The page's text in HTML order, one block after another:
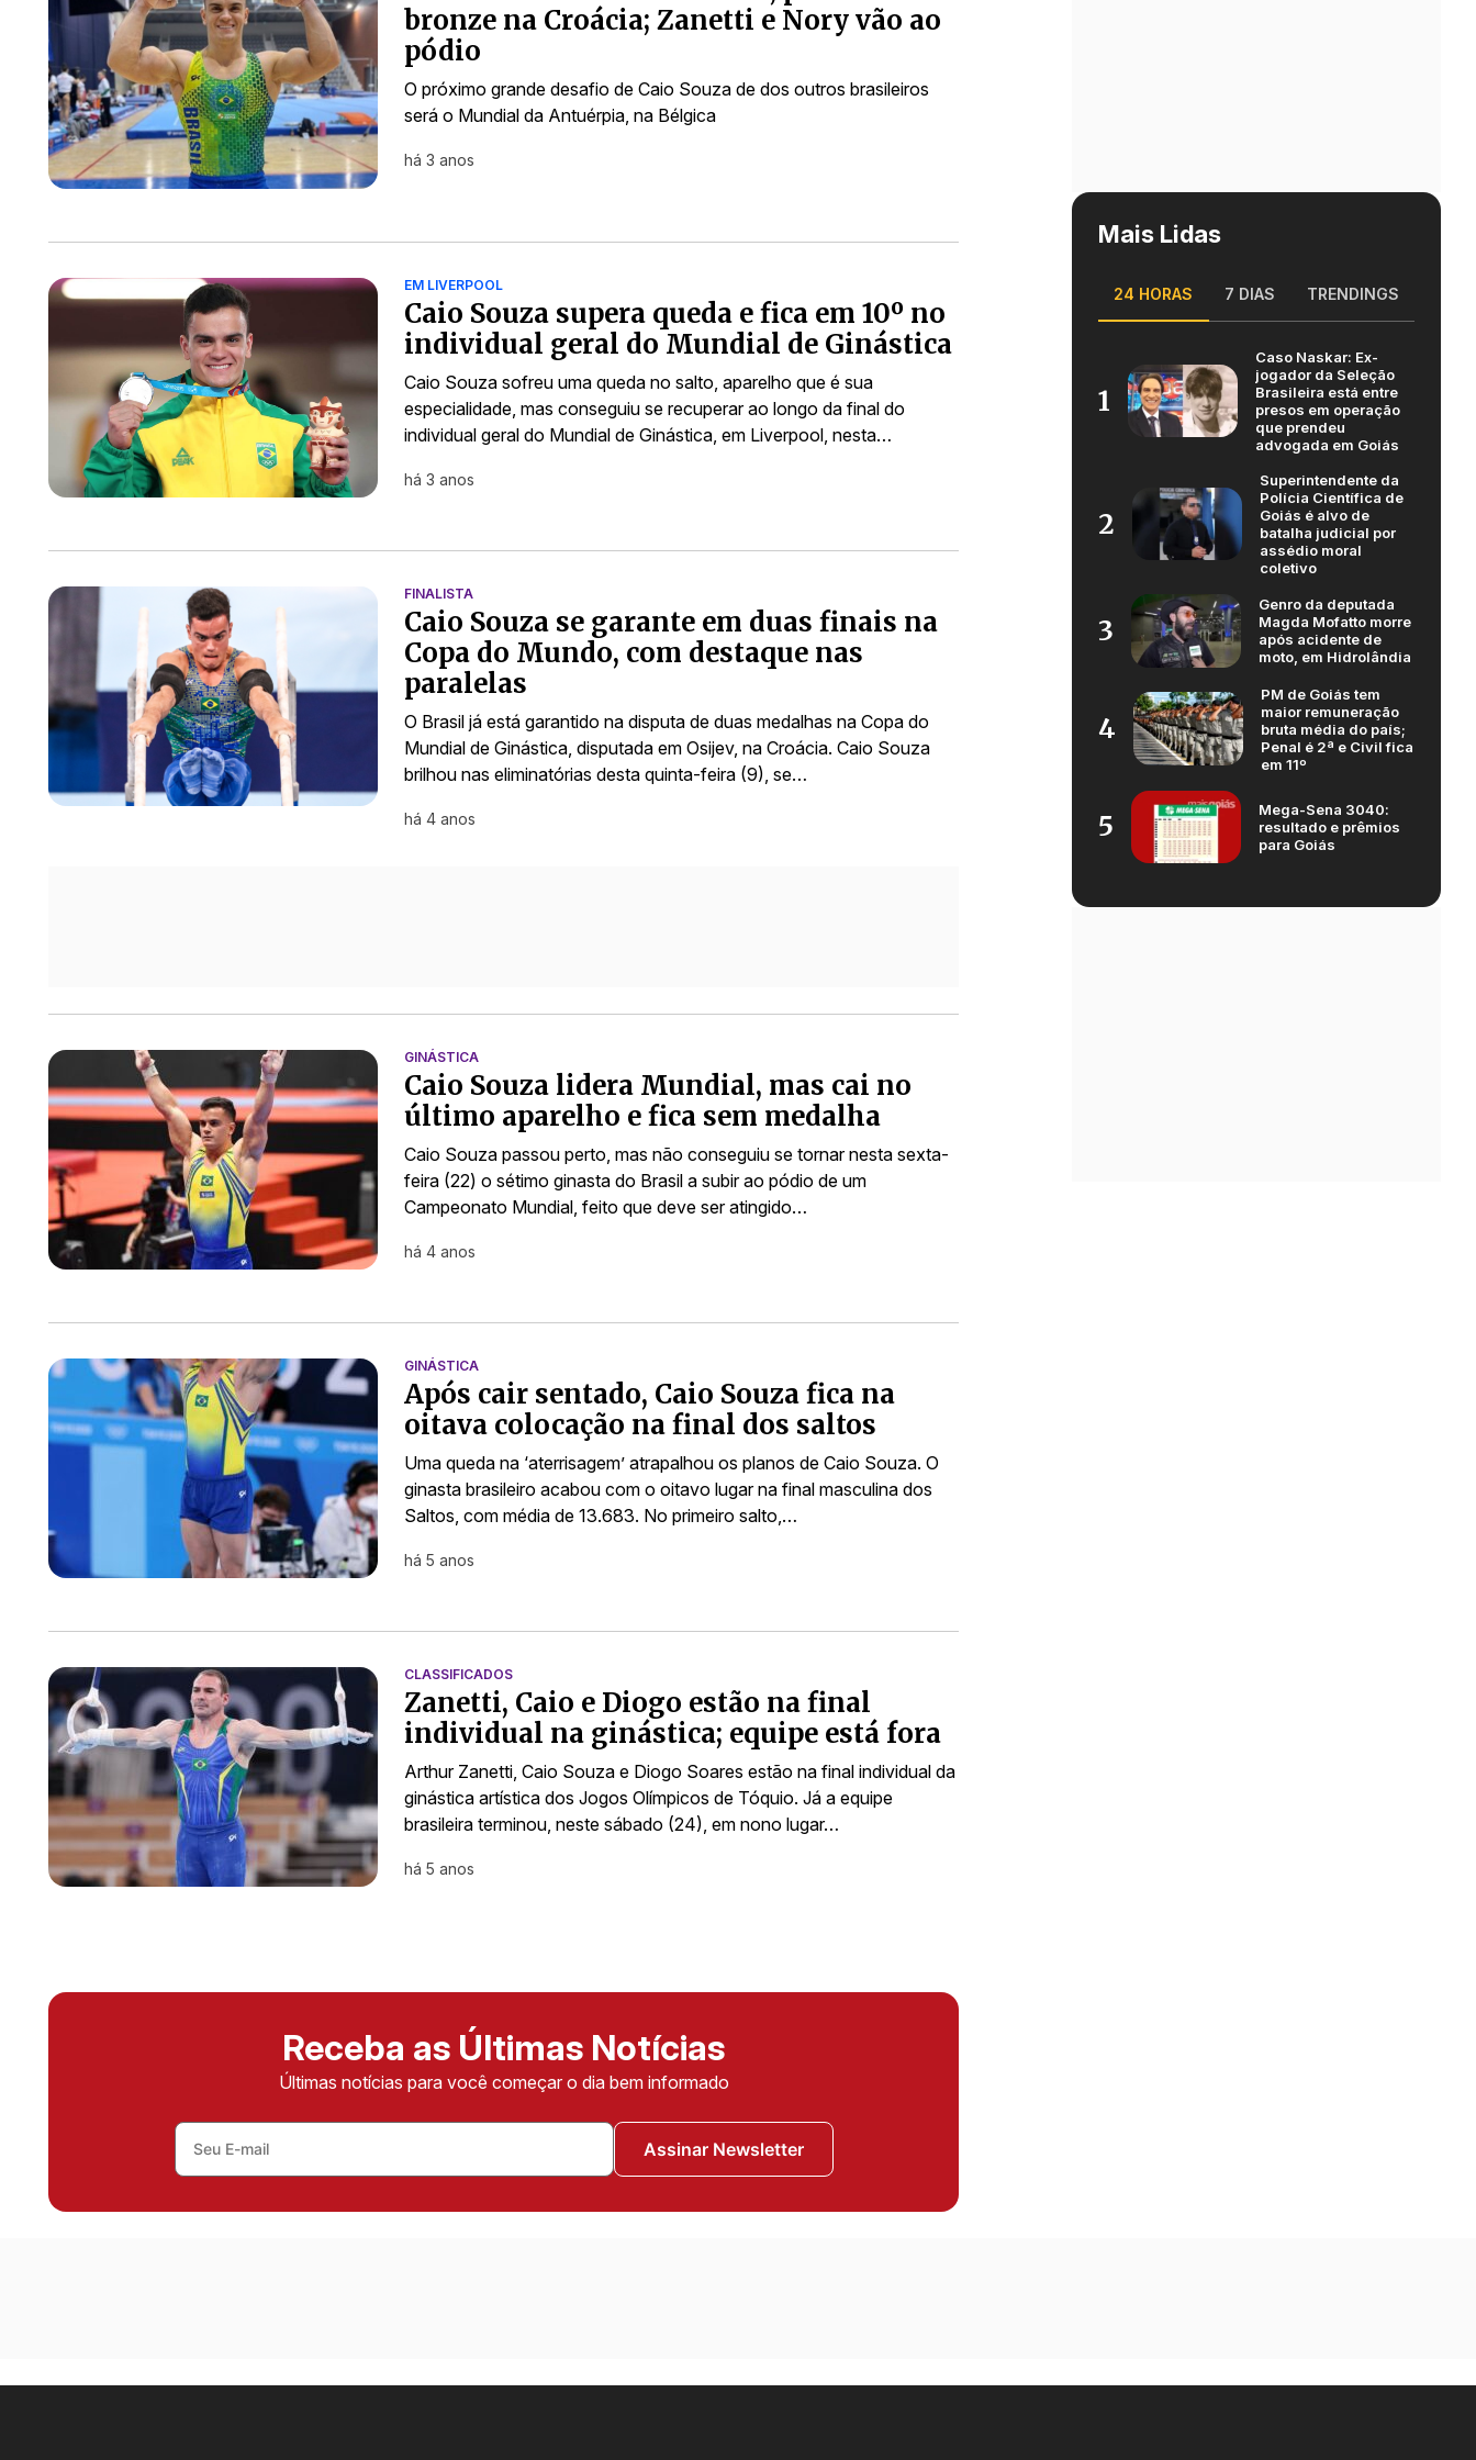
bronze na Croácia; Zanetti e Nory vão ao
pódio
O próximo grande desafio de Caio Souza de dos outros brasileiros
será o Mundial da Antuérpia, na Bélgica
há 3 anos
EM LIVERPOOL
Caio Souza supera queda e fica em 10º no
individual geral do Mundial de Ginástica
Caio Souza sofreu uma queda no salto, aparelho que é sua
especialidade, mas conseguiu se recuperar ao longo da final do
individual geral do Mundial de Ginástica, em Liverpool, nesta…
há 3 anos
FINALISTA
Caio Souza se garante em duas finais na
Copa do Mundo, com destaque nas
paralelas
O Brasil já está garantido na disputa de duas medalhas na Copa do
Mundial de Ginástica, disputada em Osijev, na Croácia. Caio Souza
brilhou nas eliminatórias desta quinta-feira (9), se…
há 4 anos
GINÁSTICA
Caio Souza lidera Mundial, mas cai no
último aparelho e fica sem medalha
Caio Souza passou perto, mas não conseguiu se tornar nesta sexta-
feira (22) o sétimo ginasta do Brasil a subir ao pódio de um
Campeonato Mundial, feito que deve ser atingido…
há 4 anos
GINÁSTICA
Após cair sentado, Caio Souza fica na
oitava colocação na final dos saltos
Uma queda na ‘aterrisagem’ atrapalhou os planos de Caio Souza. O
ginasta brasileiro acabou com o oitavo lugar na final masculina dos
Saltos, com média de 13.683. No primeiro salto,…
há 5 anos
CLASSIFICADOS
Zanetti, Caio e Diogo estão na final
individual na ginástica; equipe está fora
Arthur Zanetti, Caio Souza e Diogo Soares estão na final individual da
ginástica artística dos Jogos Olímpicos de Tóquio. Já a equipe
brasileira terminou, neste sábado (24), em nono lugar…
há 5 anos
Receba as Últimas Notícias
Últimas notícias para você começar o dia bem informado
Assinar Newsletter
Mais Lidas
24 HORAS 7 DIAS TRENDINGS
1
Caso Naskar: Ex-
jogador da Seleção
Brasileira está entre
presos em operação
que prendeu
advogada em Goiás
2
Superintendente da
Polícia Científica de
Goiás é alvo de
batalha judicial por
assédio moral
coletivo
3
Genro da deputada
Magda Mofatto morre
após acidente de
moto, em Hidrolândia
4
PM de Goiás tem
maior remuneração
bruta média do país;
Penal é 2ª e Civil fica
em 11º
5
Mega-Sena 3040:
resultado e prêmios
para Goiás